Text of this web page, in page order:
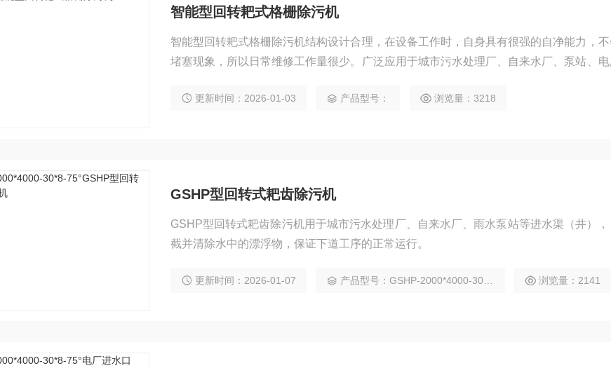
智能型回转耙式格栅除污机
智能型回转耙式格栅除污机结构设计合理，在设备工作时，自身具有很强的自净能力，
堵塞现象，所以日常维修工作量很少。广泛应用于城市污水处理厂、自来水厂、泵站、
革、造纸、制糖、酿酒、食品加工中的固液分离。
更新时间：2026-01-03 产品型号： 浏览量：3218
GSHP型回转式耙齿除污机
GSHP型回转式耙齿除污机用于城市污水处理厂、自来水厂、雨水泵站等进水渠（井）
截并清除水中的漂浮物，保证下道工序的正常运行。
更新时间：2026-01-07 产品型号：GSHP-2000*4000-30*8-75° 浏览量：2141